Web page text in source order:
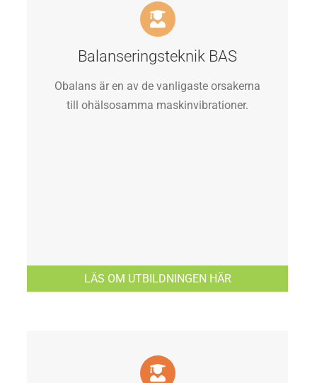
Balanseringsteknik BAS
Obalans är en av de vanligaste orsakerna
till ohälsosamma maskinvibrationer.
LÄS OM UTBILDNINGEN HÄR